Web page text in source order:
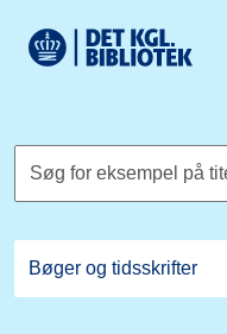
Det Kongelige
Søg for eksempel på titel,